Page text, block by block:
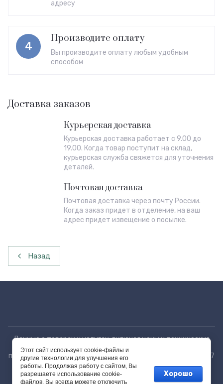
адресу
4
Производите оплату
Вы производите оплату любым удобным
способом
Доставка заказов
Курьерская доставка
Курьерская доставка работает с 9.00 до
19.00. Когда товар поступит на склад,
курьерская служба свяжется для уточнения
деталей.
Почтовая доставка
Почтовая доставка через почту России.
Когда заказ придет в отделение, на ваш
адрес придет извещение о посылке.
Назад
Данные о товарах и услугах, включая цены и технические
характеристики, представленные на сайте, не являются
публичной офертой, определяемой положениями Статьи 437
(2) ГК РФ, а носят исключительно информационный
характер.
Этот сайт использует cookie-файлы и
другие технологии для улучшения его
работы. Продолжая работу с сайтом, Вы
разрешаете использование cookie-
файлов. Вы всегда можете отключить
Хорошо